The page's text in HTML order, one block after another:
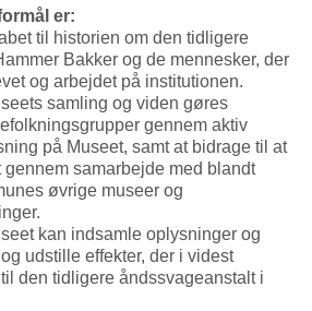
er:
til historien om den tidligere
Bakker og de mennesker, der
og arbejdet på institutionen.
samling og viden gøres
gennem aktiv
på Museet, samt at bidrage til at
samarbejde med blandt
øvrige museer og
kan indsamle oplysninger og
udstille effekter, der i videst
den tidligere åndssvageanstalt i